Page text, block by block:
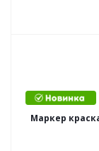
Маркер